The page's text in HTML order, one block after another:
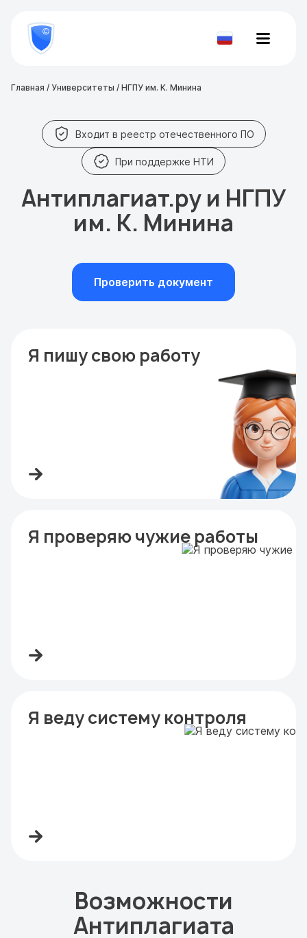
800
777-
81-Проверить
Главная / Университеты / НГПУ им. К. Минина
Входит в реестр отечественного ПО
При поддержке НТИ
Антиплагиат.ру и НГПУ
им. К. Минина
Проверить документ
Я пишу свою работу
Я проверяю чужие работы
Я веду систему контроля
Возможности
Антиплагиата